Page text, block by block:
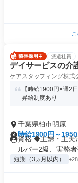
派遣社員
デイサービスの介
ケアスタッフィング株式
【時給1900円×週2
昇給制度あり
千葉県柏市明原
時給1900円～
資格 ◆主婦・主夫
ルパー2級、実務者
短期（3ヵ月以内）